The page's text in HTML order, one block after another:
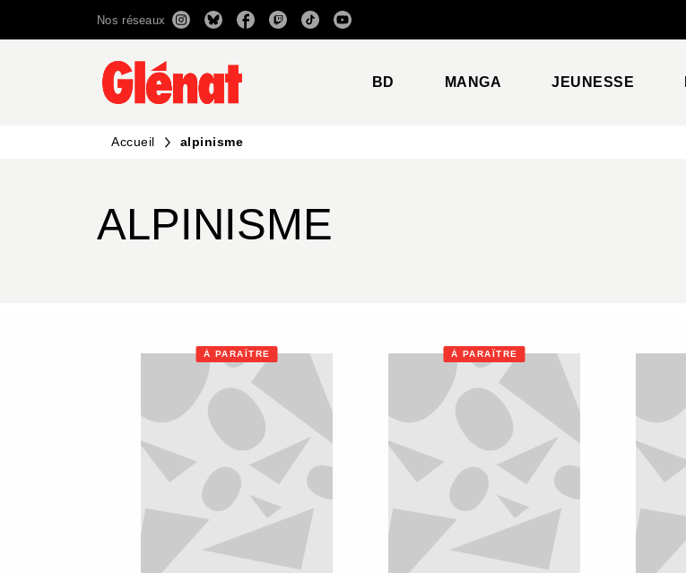
RECHERCHE CONTENU
Nos réseaux
BD MANGA JEUNESSE
Accueil alpinisme
ALPINISME
À PARAÎTRE À PARAÎTRE